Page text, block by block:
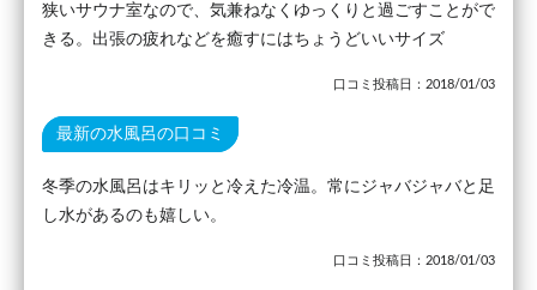
狭いサウナ室なので、気兼ねなくゆっくりと過ごすことがで
きる。出張の疲れなどを癒すにはちょうどいいサイズ
口コミ投稿日：2018/01/03
最新の水風呂の口コミ
冬季の水風呂はキリッと冷えた冷温。常にジャバジャバと足
し水があるのも嬉しい。
口コミ投稿日：2018/01/03